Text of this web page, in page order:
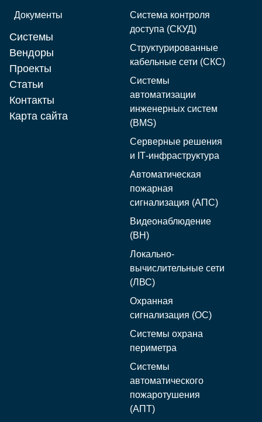
Документы
Системы
Вендоры
Проекты
Статьи
Контакты
Карта сайта
Система контроля
доступа (СКУД)
Структурированные
кабельные сети (СКС)
Системы
автоматизации
инженерных систем
(BMS)
Серверные решения
и IT‑инфраструктура
Автоматическая
пожарная
сигнализация (АПС)
Видеонаблюдение
(ВН)
Локально-
вычислительные сети
(ЛВС)
Охранная
сигнализация (ОС)
Системы охрана
периметра
Системы
автоматического
пожаротушения
(АПТ)